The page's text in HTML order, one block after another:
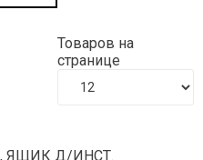
Товаров на
странице